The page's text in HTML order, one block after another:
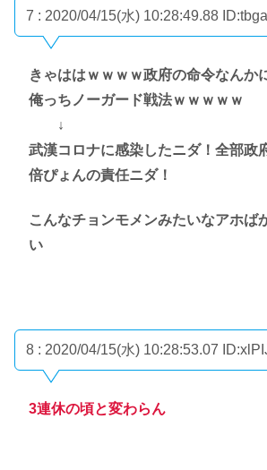
7 : 2020/04/15(水) 10:28:49.88
きゃははｗｗｗｗ政府の命令なんか
俺っちノーガード戦法ｗｗｗｗｗ
↓
武漢コロナに感染したニダ！全部政
倍ぴょんの責任ニダ！
こんなチョンモメンみたいなアホば
い
8 : 2020/04/15(水) 10:28:53.07
3連休の頃と変わらん